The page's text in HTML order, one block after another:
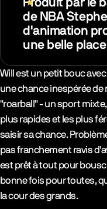
de NBA
d'animation
une belle
Synopsys & Casting
Will est un petit bouc
une chance inespérée
"roarball" - un sport
plus rapides et les plus
saisir sa chance.
pas franchement ravis
est prêt à tout pour
bonne fois pour toutes,
la cour des grands.